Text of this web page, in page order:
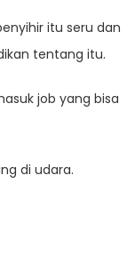
itu seru dan
tentang itu.
job yang bisa
di udara.